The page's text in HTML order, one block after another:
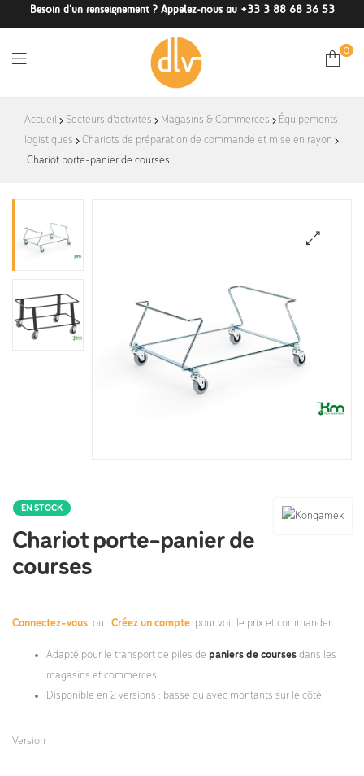
Besoin d'un renseignement ? Appelez-nous au +33 3 88 68 36 53
DLV-
France
0
Accueil Secteurs d'activités Magasins & Commerces
Équipements
logistiques
Chariots de préparation de commande et mise en rayon
Chariot porte-panier de courses
EN STOCK
Chariot porte-panier de
courses
Connectez-vous ou Créez un compte pour voir le prix et commander.
Adapté pour le transport de piles de paniers de courses dans les
magasins et commerces
Disponible en 2 versions : basse ou avec montants sur le côté
Version